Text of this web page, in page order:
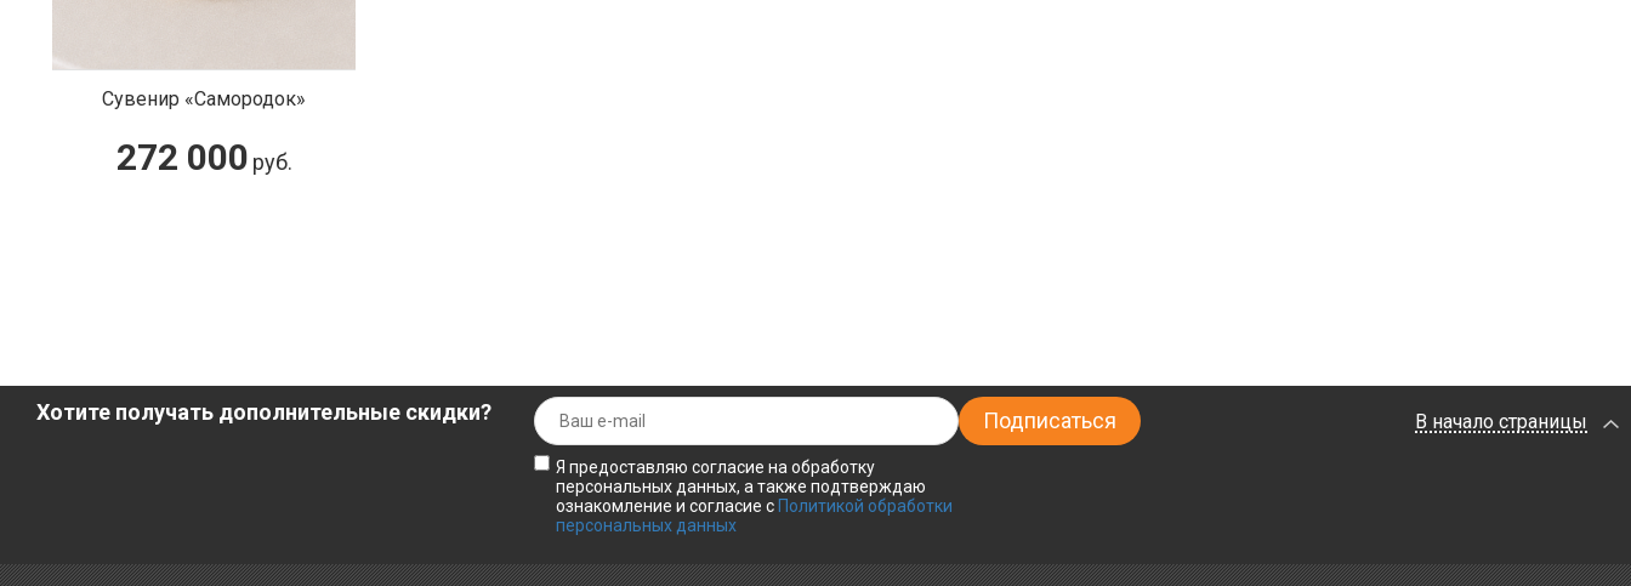
Сувенир «Самородок»
272 000 руб.
Хотите получать дополнительные скидки?
Я предоставляю согласие на обработку
персональных данных, а также подтверждаю
ознакомление и согласие с Политикой обработки
персональных данных
В начало страницы